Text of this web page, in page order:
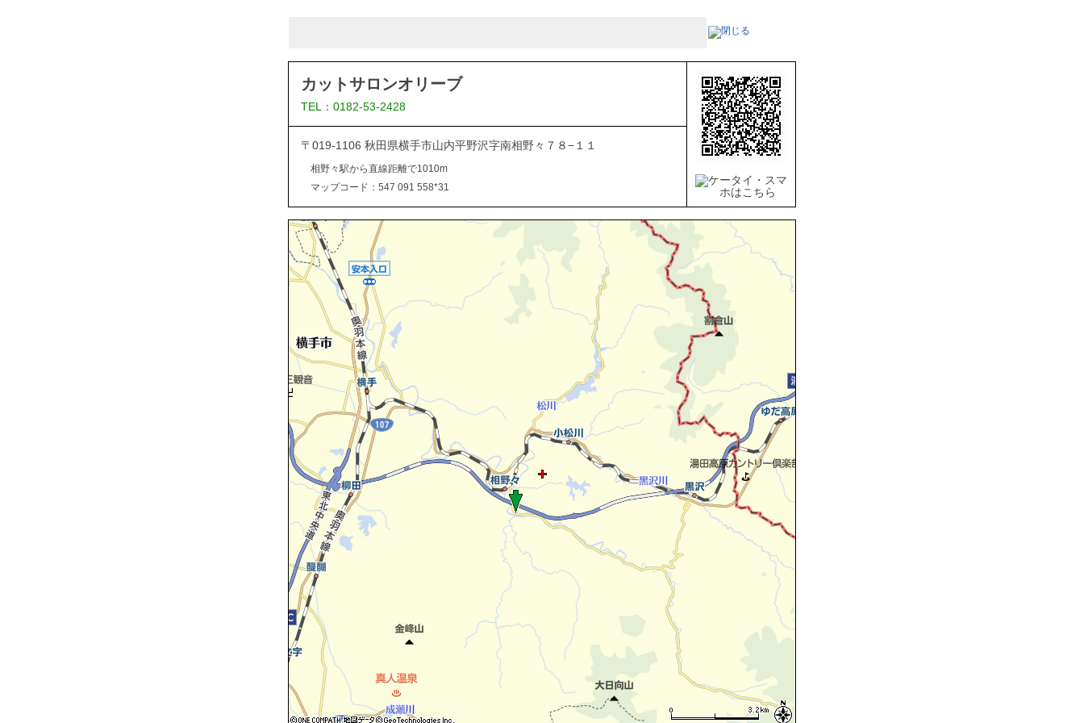
カットサロンオリーブ
TEL：0182-53-2428
〒019-1106 秋田県横手市山内平野沢字南相野々７８−１１
相野々駅から直線距離で1010m
マップコード：547 091 558*31